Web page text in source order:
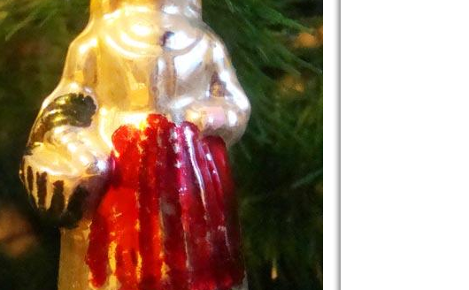
дизайн. Cherkassy Oblast picture collection. Cherkassy travel image